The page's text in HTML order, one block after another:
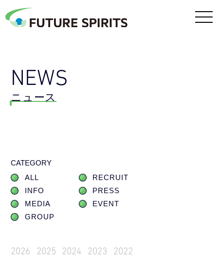
NEWS
ニュース
CATEGORY
ALL
RECRUIT
INFO
PRESS
MEDIA
EVENT
GROUP
2026 2025 2024 2023
2022